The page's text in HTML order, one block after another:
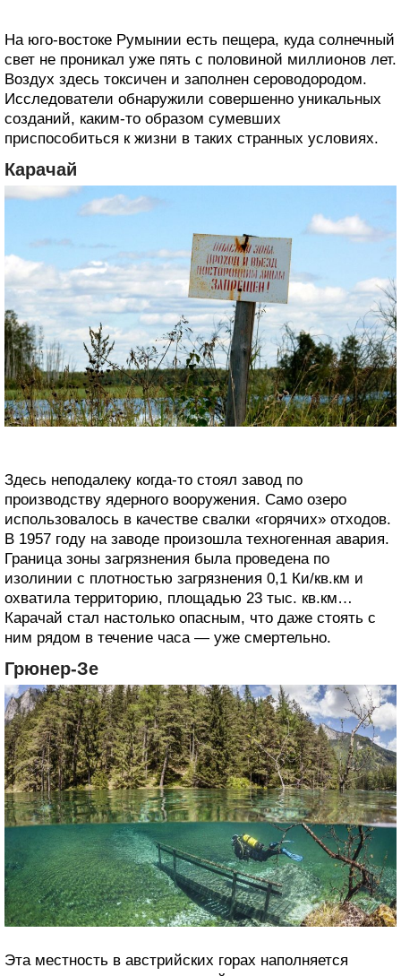
На юго-востоке Румынии есть пещера, куда солнечный
свет не проникал уже пять с половиной миллионов лет.
Воздух здесь токсичен и заполнен сероводородом.
Исследователи обнаружили совершенно уникальных
созданий, каким-то образом сумевших
приспособиться к жизни в таких странных условиях.
Карачай
Здесь неподалеку когда-то стоял завод по
производству ядерного вооружения. Само озеро
использовалось в качестве свалки «горячих» отходов.
В 1957 году на заводе произошла техногенная авария.
Граница зоны загрязнения была проведена по
изолинии с плотностью загрязнения 0,1 Ки/кв.км и
охватила территорию, площадью 23 тыс. кв.км…
Карачай стал настолько опасным, что даже стоять с
ним рядом в течение часа — уже смертельно.
Грюнер-Зе
Эта местность в австрийских горах наполняется